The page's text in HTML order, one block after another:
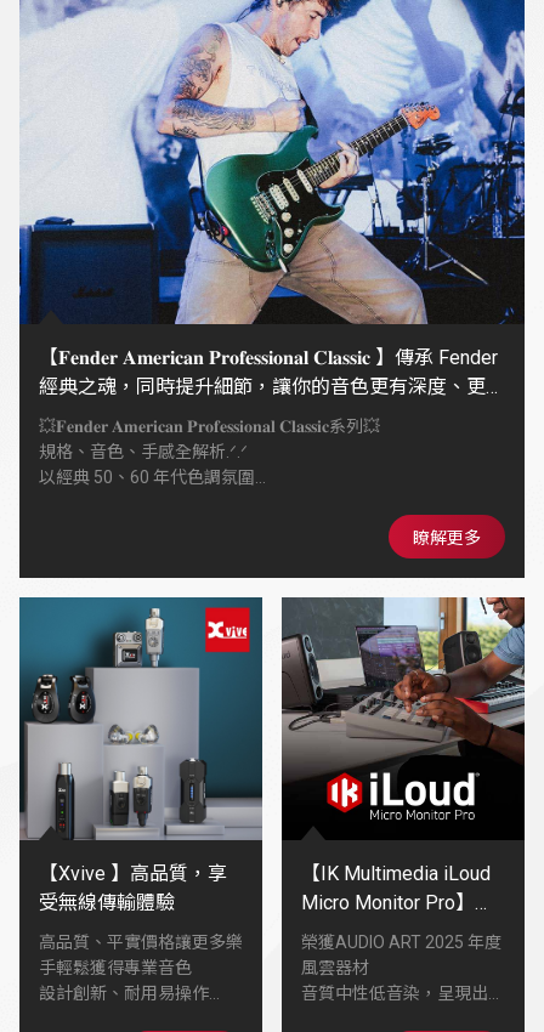
【𝐅𝐞𝐧𝐝𝐞𝐫 𝐀𝐦𝐞𝐫𝐢𝐜𝐚𝐧 𝐏𝐫𝐨𝐟𝐞𝐬𝐬𝐢𝐨𝐧𝐚𝐥 𝐂𝐥𝐚𝐬𝐬𝐢𝐜 】傳承 Fender
經典之魂，同時提升細節，讓你的音色更有深度、更有
個性
💥𝐅𝐞𝐧𝐝𝐞𝐫 𝐀𝐦𝐞𝐫𝐢𝐜𝐚𝐧 𝐏𝐫𝐨𝐟𝐞𝐬𝐬𝐢𝐨𝐧𝐚𝐥 𝐂𝐥𝐚𝐬𝐬𝐢𝐜系列💥
規格、音色、手感全解析.ᐟ.ᐟ
以經典 50、60 年代色調氛圍
瞭解更多
【Xvive 】高品質，享
受無線傳輸體驗
高品質、平實價格讓更多樂
手輕鬆獲得專業音色
設計創新、耐用易操作
【IK Multimedia iLoud
Micro Monitor Pro】喇
叭外型精巧隨處都可建
構個人專業錄音室
榮獲AUDIO ART 2025 年度
風雲器材
音質中性低音染，呈現出健